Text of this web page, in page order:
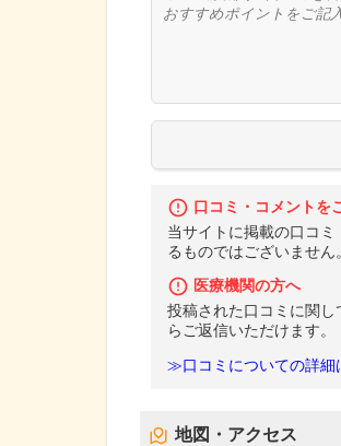
口コミ・コメントを
当サイトに掲載の口コ
るものではございません
医療機関の方へ
投稿された口コミに関
らご返信いただけます。
≫口コミについての詳細
地図・アクセス